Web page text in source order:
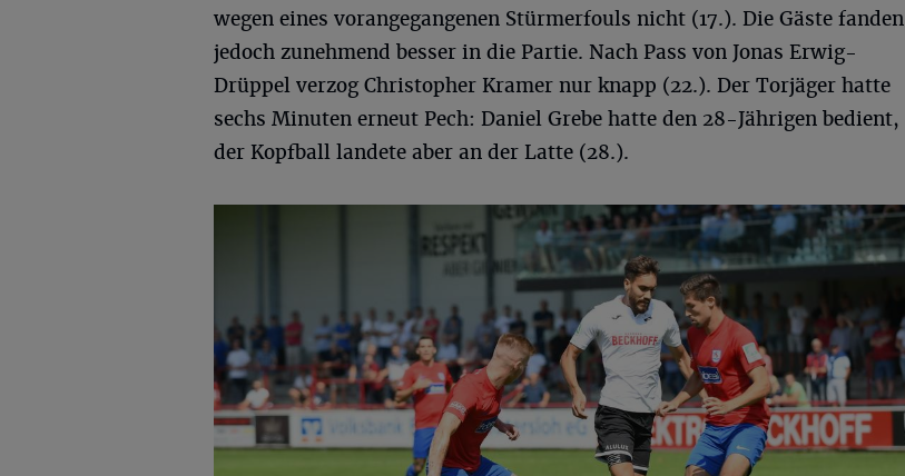
wegen eines vorangegangenen Stürmerfouls nicht (17.). Die Gäste fanden
jedoch zunehmend besser in die Partie. Nach Pass von Jonas Erwig-
Drüppel verzog Christopher Kramer nur knapp (22.). Der Torjäger hatte
sechs Minuten erneut Pech: Daniel Grebe hatte den 28-Jährigen bedient,
der Kopfball landete aber an der Latte (28.).